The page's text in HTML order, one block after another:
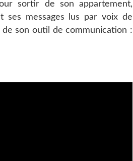
sortir de son appartement,
ses messages lus par voix de
son outil de communication :